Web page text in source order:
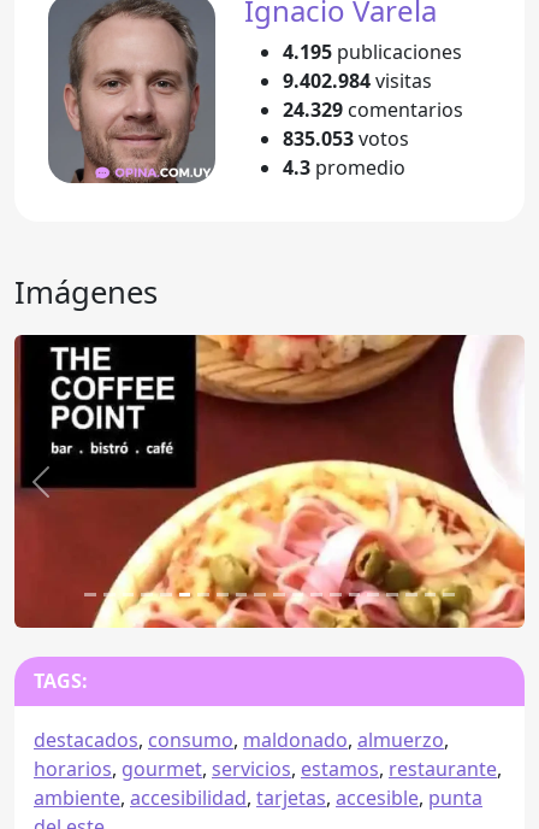
Ignacio Varela
4.195 publicaciones
9.402.984visitas
24.329 comentarios
835.053votos
4.3 promedio
Imágenes
Anterior
TAGS:
destacados, consumo, maldonado, almuerzo,
horarios, gourmet, servicios, estamos, restaurante,
ambiente, accesibilidad, tarjetas, accesible, punta